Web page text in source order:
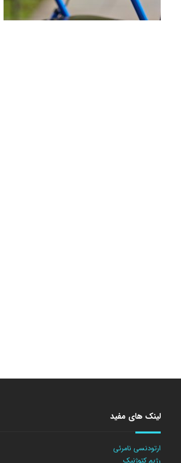
لینک های مفید
ارتودنسی نامرئی
رژیم کتوژنیک